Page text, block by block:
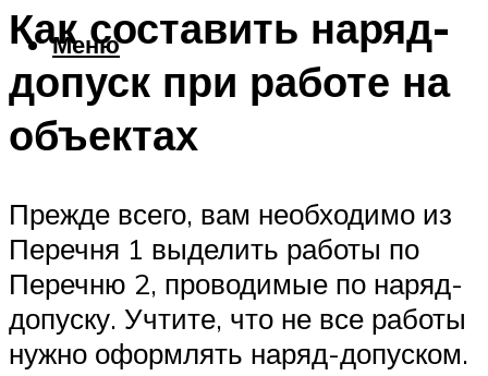
Меню
Как составить наряд-
допуск при работе на
объектах
Прежде всего, вам необходимо из
Перечня 1 выделить работы по
Перечню 2, проводимые по наряд-
допуску. Учтите, что не все работы
нужно оформлять наряд-допуском.